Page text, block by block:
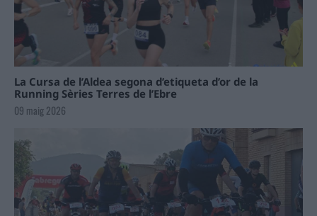
La Cursa de l’Aldea segona d’etiqueta d’or de la
Running Sèries Terres de l’Ebre
09 maig 2026